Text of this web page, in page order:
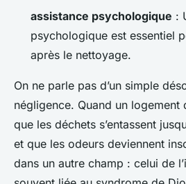
assistance psychologique :
psychologique est essentiel
après le nettoyage.
On ne parle pas d’un simple
négligence. Quand un
que les déchets s’entassent
et que les odeurs deviennent
dans un autre champ : celui de